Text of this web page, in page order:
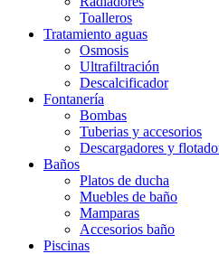
Toalleros
Tratamiento aguas
Osmosis
Ultrafiltración
Descalcificador
Fontanería
Bombas
Tuberias y accesorios
Descargadores y
Baños
Platos de ducha
Muebles de baño
Mamparas
Accesorios baño
Piscinas